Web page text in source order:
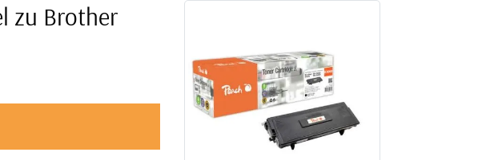
zu Brother